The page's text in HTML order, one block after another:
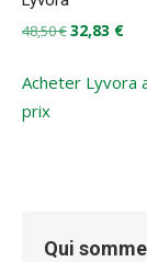
48,50€Le
initial
32,83 €Le
Acheter Lyvora
prix
Qui